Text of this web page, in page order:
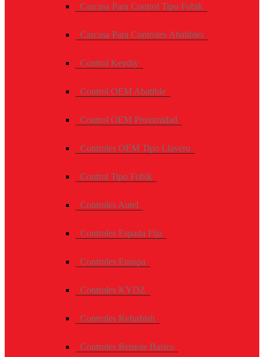
Carcasa Para Control Tipo Fobik
Carcasa Para Controles Abatibles
Control Keydiy
Control OEM Abatible
Control OEM Proximidad
Controles OEM Tipo Llavero
Control Tipo Fobik
Controles Autel
Controles Espada Fija
Controles Europa
Controles KYDZ
Controles Refurbish
Controles Remote Basics